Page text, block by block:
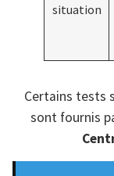
situation
Certains tests
sont fournis